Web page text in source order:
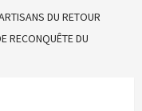
DU RETOUR
RECONQUÊTE DU